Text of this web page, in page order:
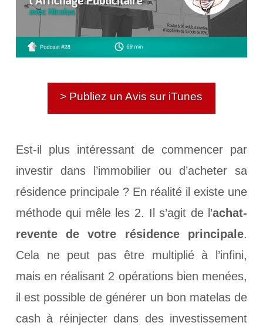
> Publiez un Avis sur iTunes
Est-il plus intéressant de commencer par
investir dans l’immobilier ou d’acheter sa
résidence principale ? En réalité il existe une
méthode qui mêle les 2. Il s’agit de l’achat-
revente de votre résidence principale.
Cela ne peut pas être multiplié à l’infini,
mais en réalisant 2 opérations bien menées,
il est possible de générer un bon matelas de
cash à réinjecter dans des investissement